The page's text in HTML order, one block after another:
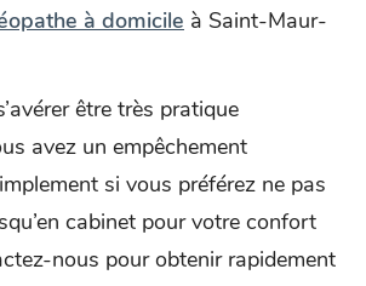
à domicile à Saint-Maur-
être très pratique
avez un empêchement
si vous préférez ne pas
cabinet pour votre confort
nous pour obtenir rapidement